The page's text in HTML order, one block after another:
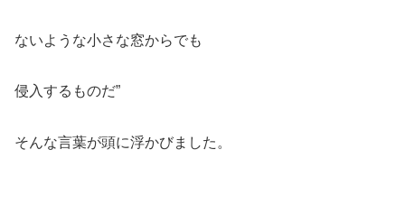
ないような小さな窓からでも
侵入するものだ”
そんな言葉が頭に浮かびました。